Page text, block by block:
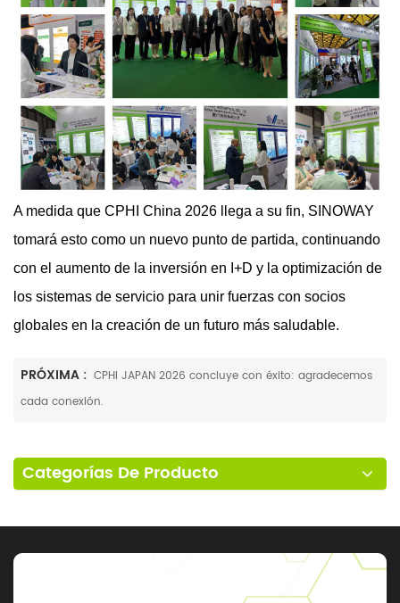
A medida que CPHI China 2026 llega a su fin, SINOWAY
tomará esto como un nuevo punto de partida, continuando
con el aumento de la inversión en I+D y la optimización de
los sistemas de servicio para unir fuerzas con socios
globales en la creación de un futuro más saludable.
PRÓXIMA : CPHI JAPAN 2026 concluye con éxito: agradecemos
cada conexión.
Categorías De Producto